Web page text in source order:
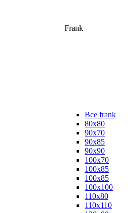
Frank
Все frank
80х80
90х70
90х85
90х90
100х70
100х85
100х85
100х100
110х80
110х110